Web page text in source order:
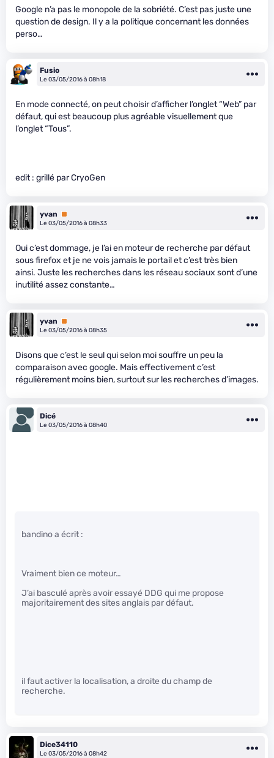
Google n’a pas le monopole de la sobriété. C’est pas juste une
question de design. Il y a la politique concernant les données
perso…
Fusio
Le 03/05/2016 à 08h18
En mode connecté, on peut choisir d’afficher l’onglet “Web” par
défaut, qui est beaucoup plus agréable visuellement que
l’onglet “Tous”.
edit : grillé par CryoGen
yvan
Premium
Le 03/05/2016 à 08h33
Oui c’est dommage, je l’ai en moteur de recherche par défaut
sous firefox et je ne vois jamais le portail et c’est très bien
ainsi. Juste les recherches dans les réseau sociaux sont d’une
inutilité assez constante…
yvan
Premium
Le 03/05/2016 à 08h35
Disons que c’est le seul qui selon moi souffre un peu la
comparaison avec google. Mais effectivement c’est
régulièrement moins bien, surtout sur les recherches d’images.
Dicé
Le 03/05/2016 à 08h40
bandino a écrit :
Vraiment bien ce moteur…
J’ai basculé après avoir essayé DDG qui me propose
majoritairement des sites anglais par défaut.
il faut activer la localisation, a droite du champ de
recherche.
Dice34110
Le 03/05/2016 à 08h42